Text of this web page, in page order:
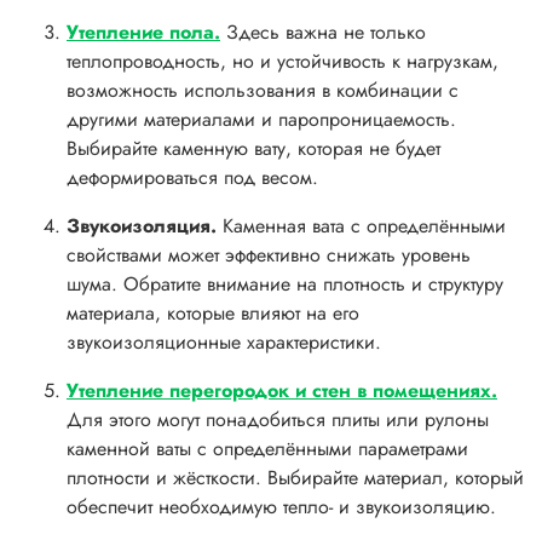
Утепление пола. Здесь важна не только
теплопроводность, но и устойчивость к нагрузкам,
возможность использования в комбинации с
другими материалами и паропроницаемость.
Выбирайте каменную вату, которая не будет
деформироваться под весом.
Звукоизоляция. Каменная вата с определёнными
свойствами может эффективно снижать уровень
шума. Обратите внимание на плотность и структуру
материала, которые влияют на его
звукоизоляционные характеристики.
Утепление перегородок и стен в помещениях.
Для этого могут понадобиться плиты или рулоны
каменной ваты с определёнными параметрами
плотности и жёсткости. Выбирайте материал, который
обеспечит необходимую тепло- и звукоизоляцию.